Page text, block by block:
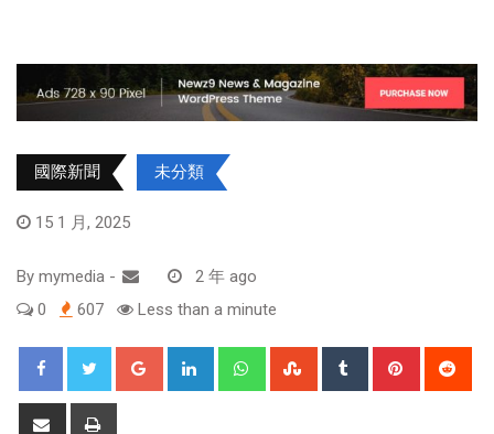
國際新聞 未分類
15 1 月, 2025
By mymedia -
2 年 ago
0
607 Less than a minute